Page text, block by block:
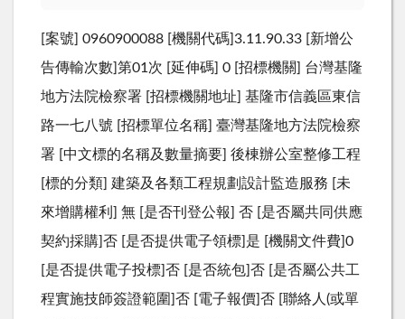
[案號] 0960900088 [機關代碼]3.11.90.33 [新增公
告傳輸次數]第01次 [延伸碼] 0 [招標機關] 台灣基隆
地方法院檢察署 [招標機關地址] 基隆市信義區東信
路一七八號 [招標單位名稱] 臺灣基隆地方法院檢察
署 [中文標的名稱及數量摘要] 後棟辦公室整修工程
[標的分類] 建築及各類工程規劃設計監造服務 [未
來增購權利] 無 [是否刊登公報] 否 [是否屬共同供應
契約採購]否 [是否提供電子領標]是 [機關文件費]0
[是否提供電子投標]否 [是否統包]否 [是否屬公共工
程實施技師簽證範圍]否 [電子報價]否 [聯絡人(或單